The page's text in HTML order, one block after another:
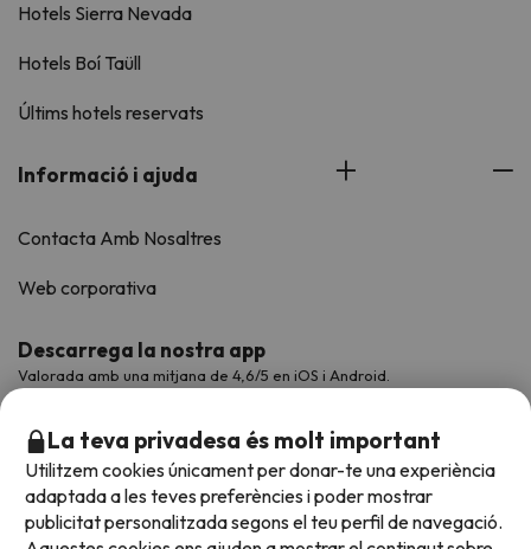
Hotels Sierra Nevada
Hotels Boí Taüll
Últims hotels reservats
Informació i ajuda
Contacta Amb Nosaltres
Web corporativa
Descarrega la nostra app
Valorada amb una mitjana de 4,6/5 en iOS i Android.
La teva privadesa és molt important
Utilitzem cookies únicament per donar-te una experiència
adaptada a les teves preferències i poder mostrar
publicitat personalitzada segons el teu perfil de navegació.